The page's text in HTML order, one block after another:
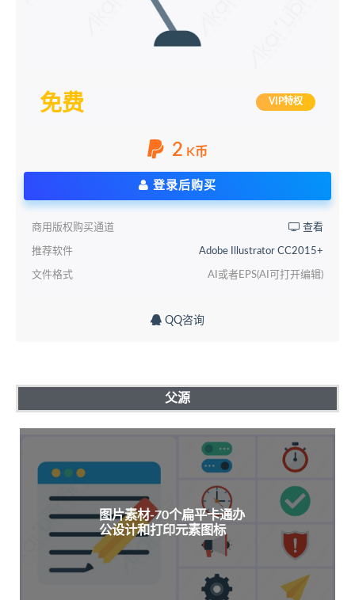
免费 VIP特权
2 K币
登录后购买
商用版权购买通道 查看
推荐软件 Adobe Illustrator CC2015+
文件格式 AI或者EPS(AI可打开编辑)
QQ咨询
父源
图片素材-70个扁平卡通办
公设计和打印元素图标